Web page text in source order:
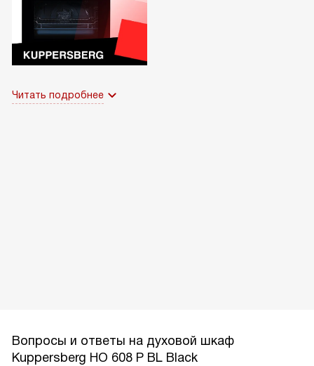
Читать подробнее
Вопросы и ответы на духовой шкаф
Kuppersberg HO 608 P BL Black